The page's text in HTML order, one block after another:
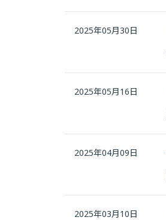
2025年05月30日
2025年05月16日
2025年04月09日
2025年03月10日